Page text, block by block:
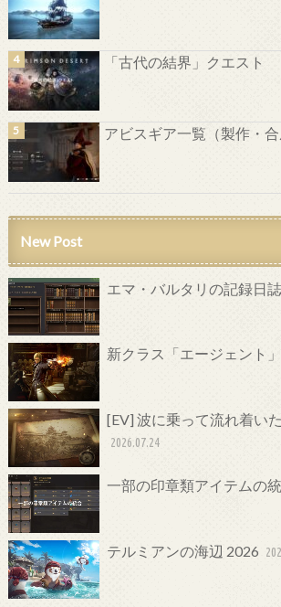
「古代の結界」クエスト
アビスギア一覧（製作・合
New Post
エマ・バルタリの記録日誌
新クラス「エージェント」
[EV] 波に乗って流れ着い
2026.07.24
一部の印章類アイテムの
テルミアンの海辺 2026